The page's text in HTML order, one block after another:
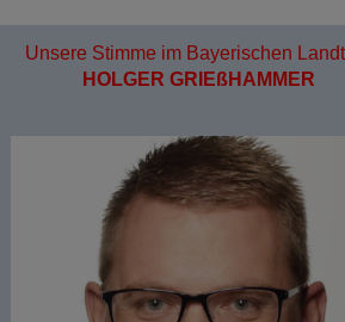
Unsere Stimme im Bayerischen
HOLGER GRIEßHAMMER